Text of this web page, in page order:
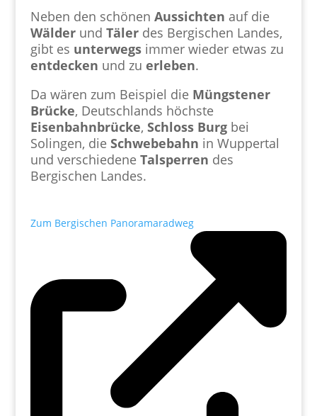
Neben den schönen Aussichten auf die
Wälderund Tälerdes Bergischen Landes,
gibt es unterwegsimmer wieder etwas zu
entdecken und zu erleben.
Da wären zum Beispiel die Müngstener
Brücke, Deutschlands höchste
Eisenbahnbrücke, Schloss Burgbei
Solingen, die Schwebebahn in Wuppertal
und verschiedene Talsperren des
Bergischen Landes.
Zum Bergischen Panoramaradweg